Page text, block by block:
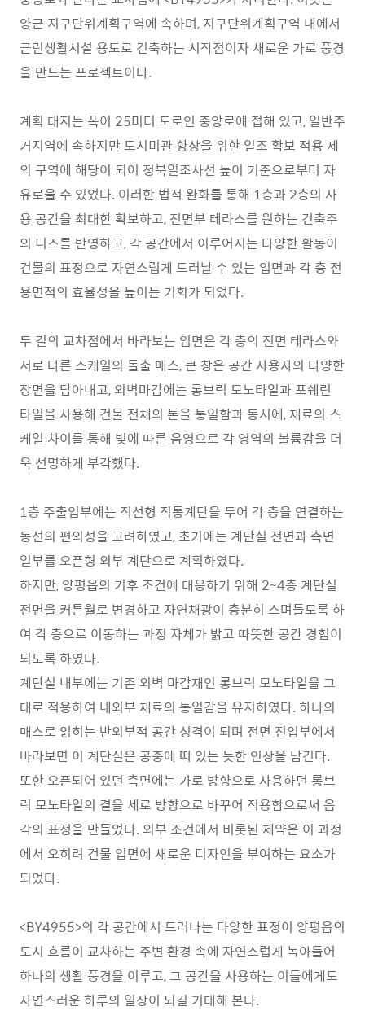
양근 지구단위계획구역에 속하며, 지구단위계획구역 내에서
근린생활시설 용도로 건축하는 시작점이자 새로운 가로 풍경
을 만드는 프로젝트이다.
계획 대지는 폭이 25미터 도로인 중앙로에 접해 있고, 일반주
거지역에 속하지만 도시미관 향상을 위한 일조 확보 적용 제
외 구역에 해당이 되어 정북일조사선 높이 기준으로부터 자
유로울 수 있었다. 이러한 법적 완화를 통해 1층과 2층의 사
용 공간을 최대한 확보하고, 전면부 테라스를 원하는 건축주
의 니즈를 반영하고, 각 공간에서 이루어지는 다양한 활동이
건물의 표정으로 자연스럽게 드러날 수 있는 입면과 각 층 전
용면적의 효율성을 높이는 기회가 되었다.
두 길의 교차점에서 바라보는 입면은 각 층의 전면 테라스와
서로 다른 스케일의 돌출 매스, 큰 창은 공간 사용자의 다양한
장면을 담아내고, 외벽마감에는 롱브릭 모노타일과 포쉐린
타일을 사용해 건물 전체의 톤을 통일함과 동시에, 재료의 스
케일 차이를 통해 빛에 따른 음영으로 각 영역의 볼륨감을 더
욱 선명하게 부각했다.
1층 주출입부에는 직선형 직통계단을 두어 각 층을 연결하는
동선의 편의성을 고려하였고, 초기에는 계단실 전면과 측면
일부를 오픈형 외부 계단으로 계획하였다.
하지만, 양평읍의 기후 조건에 대응하기 위해 2~4층 계단실
전면을 커튼월로 변경하고 자연채광이 충분히 스며들도록 하
여 각 층으로 이동하는 과정 자체가 밝고 따뜻한 공간 경험이
되도록 하였다.
계단실 내부에는 기존 외벽 마감재인 롱브릭 모노타일을 그
대로 적용하여 내외부 재료의 통일감을 유지하였다. 하나의
매스로 읽히는 반외부적 공간 성격이 되며 전면 진입부에서
바라보면 이 계단실은 공중에 떠 있는 듯한 인상을 남긴다.
또한 오픈되어 있던 측면에는 가로 방향으로 사용하던 롱브
릭 모노타일의 결을 세로 방향으로 바꾸어 적용함으로써 음
각의 표정을 만들었다. 외부 조건에서 비롯된 제약은 이 과정
에서 오히려 건물 입면에 새로운 디자인을 부여하는 요소가
되었다.
<BY4955>의 각 공간에서 드러나는 다양한 표정이 양평읍의
도시 흐름이 교차하는 주변 환경 속에 자연스럽게 녹아들어
하나의 생활 풍경을 이루고, 그 공간을 사용하는 이들에게도
자연스러운 하루의 일상이 되길 기대해 본다.